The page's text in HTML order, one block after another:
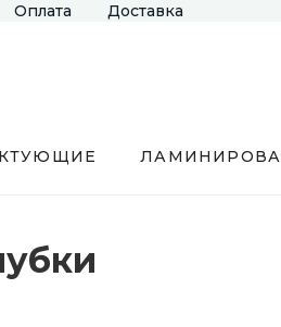
Оплата Доставка